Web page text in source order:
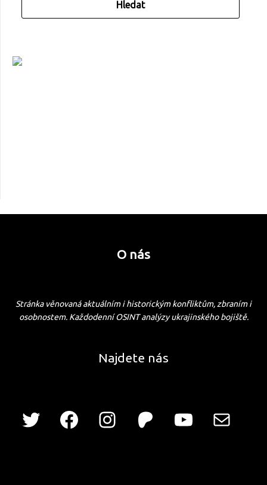
O nás
Stránka věnovaná aktuálním i historickým konfliktům, zbraním i
osobnostem. Každodenní OSINT analýzy ukrajinského bojiště.
Najdete nás